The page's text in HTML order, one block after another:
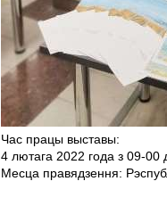
Час працы выставы:
4 лютага 2022 года з 09-00
Месца правядзення: